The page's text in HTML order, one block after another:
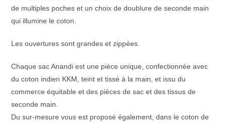
de multiples poches et un choix de doublure de seconde main
qui illumine le coton.
Les ouvertures sont grandes et zippées.
Chaque sac Anandi est une pièce unique, confectionnée avec
du coton indien KKM, teint et tissé à la main, et issu du
commerce équitable et des pièces de sac et des tissus de
seconde main.
Du sur-mesure vous est proposé également, dans le coton de